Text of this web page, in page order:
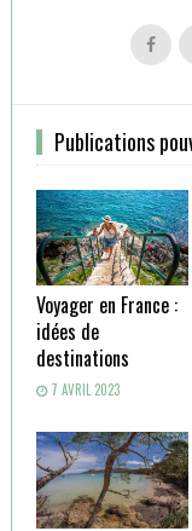
us
Publications
Voyager en France :
idées de
destinations
7 AVRIL 2023